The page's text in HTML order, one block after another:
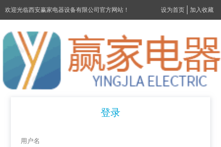
欢迎光临西安赢家电器设备有限公司官方网站！ 设为首页 加入收藏
登录